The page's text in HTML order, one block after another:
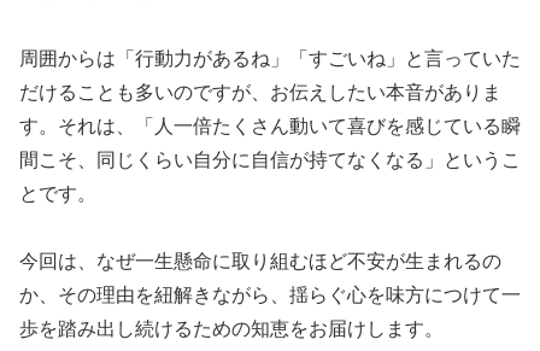
周囲からは「行動力があるね」「すごいね」と言っていた
だけることも多いのですが、お伝えしたい本音がありま
す。それは、「人一倍たくさん動いて喜びを感じている瞬
間こそ、同じくらい自分に自信が持てなくなる」というこ
とです。
今回は、なぜ一生懸命に取り組むほど不安が生まれるの
か、その理由を紐解きながら、揺らぐ心を味方につけて一
歩を踏み出し続けるための知恵をお届けします。